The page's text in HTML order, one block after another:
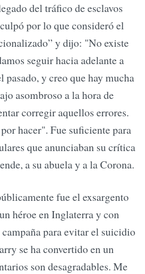
del tráfico de esclavos
por lo que consideró el
y dijo: "No existe
seguir hacia adelante a
pasado, y creo que hay mucha
asombroso a la hora de
corregir aquellos errores.
hacer". Fue suficiente para
que anunciaban su crítica
a su abuela y a la Corona.
fue el exsargento
héroe en Inglaterra y con
para evitar el suicidio
se ha convertido en un
son desagradables. Me